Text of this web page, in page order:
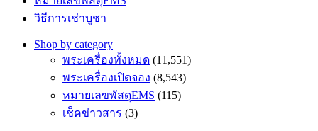
วิธีการเช่าบูชา
Shop by category
พระเครื่องทั้งหมด (11,551)
พระเครื่องเปิดจอง (8,543)
หมายเลขพัสดุEMS (115)
เช็คข่าวสาร (3)